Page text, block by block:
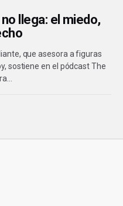
llega: el miedo,
que asesora a figuras
sostiene en el pódcast The